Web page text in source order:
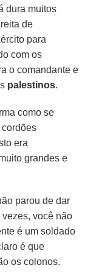
dura muitos
de
para
com os
o comandante e
palestinos.
como se
cordões
era
grandes e
parou de dar
você não
é um soldado
é que
os colonos.